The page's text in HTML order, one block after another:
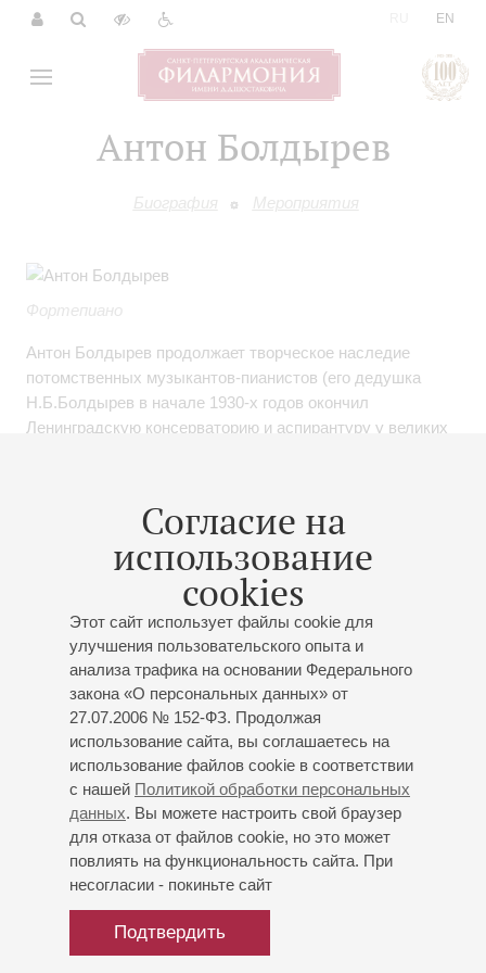
EN
Антон Болдырев
Биография Мероприятия
Согласие на
использование
cookies
Этот сайт использует файлы cookie для
улучшения пользовательского опыта и
анализа трафика на основании Федерального
закона «О персональных данных» от
27.07.2006 № 152-ФЗ. Продолжая
использование сайта, вы соглашаетесь на
использование файлов cookie в соответствии
с нашей Политикой обработки персональных
данных. Вы можете настроить свой браузер
для отказа от файлов cookie, но это может
повлиять на функциональность сайта. При
несогласии - покиньте сайт
Подтвердить
Фортепиано
Антон Болдырев продолжает творческое наследие
потомственных музыкантов-пианистов (его дедушка
Н.Б.Болдырев в начале 1930-х годов окончил
Ленинградскую консерваторию и аспирантуру у великих
по 1989 год продолжил обучение в Музыкальном
училище имени Н.А.Римского-Корсакова
(класс Л.Н.Синцева), а в 1995 году окончил с отличием
Санкт-Петербургскую консерваторию имени
Н.А.Римского-Корсакова (класс Р.М.Лебедева и
И.В.Розанова). В период с 1995 по 1997 год обучался в
аспирантуре под творческим руководством
Р.М.Лебедева. В марте 1995 года Антон Болдырев был
удостоен звания лауреата Международного конкурса
пианистов «И.С.Бах» в Саарбрюккене (Германия), после
чего ежегодно выступает с сольными концертами в
разных городах Германии. В 1995 году дал первый
сольный концерт в зале Капеллы Санкт-Петербурга. В
2000 году дебютировал с сольным концертом в Малом
зале филармонии. Репертуар пианиста включает
Шопена, Рахманинова, Скрябина, Прокофьева,
Шостаковича, Хиндемита. С 1998 года Антон Болдырев